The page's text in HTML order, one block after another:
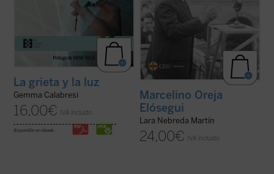
La grieta y la luz
Gemma Calabresi
16,00€ IVA incluido
disponible en ebook:
Marcelino Oreja
Elósegui
Lara Nebreda Martín
24,00€ IVA incluido